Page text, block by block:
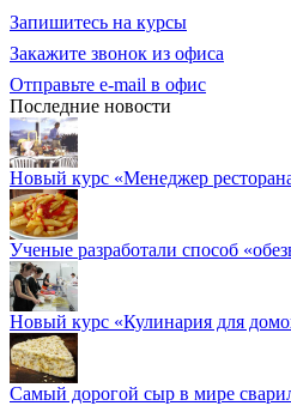
Запишитесь на курсы
Закажите звонок из офиса
Отправьте e-mail в офис
Последние новости
Новый курс «Менеджер
Ученые разработали способ
Новый курс «Кулинария для
Самый дорогой сыр в мире